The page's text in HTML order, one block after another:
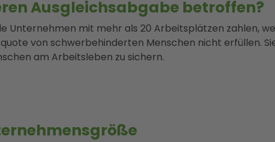
Ausgleichsabgabe betroffen?
Unternehmen mit mehr als 20 Arbeitsplätzen zahlen,
von schwerbehinderten Menschen nicht erfüllen.
am Arbeitsleben zu sichern.